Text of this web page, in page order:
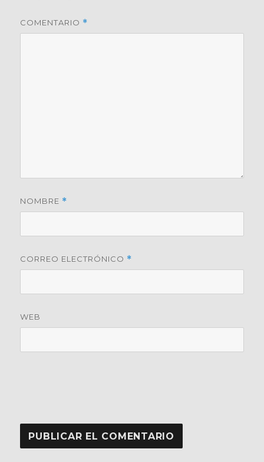
COMENTARIO *
NOMBRE *
CORREO ELECTRÓNICO *
WEB